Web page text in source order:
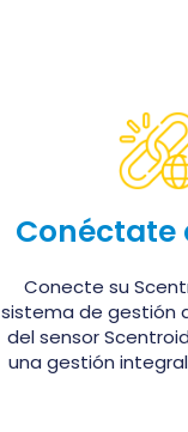
Conéctate
Conecte su
sistema de gestión
del sensor
una gestión